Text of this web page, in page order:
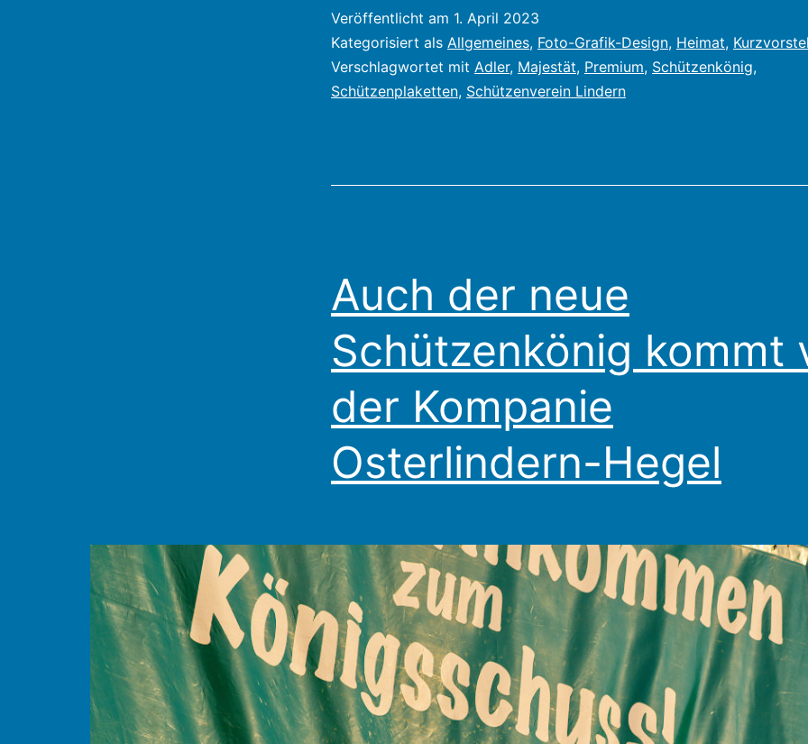
gibt
es
demnächst
den
„Zielwasser“
von
Meyborg
Veröffentlicht am 1. April 2023
Kategorisiert als Allgemeines, Foto-Grafik-Design, Heimat,
Verschlagwortet mit Adler, Majestät, Premium, Schützenkönig,
Schützenplaketten, Schützenverein Lindern
Auch der neue
Schützenkönig kommt
der Kompanie
Osterlindern-Hegel